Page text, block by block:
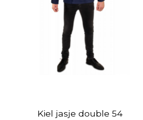
Kiel jasje double 54